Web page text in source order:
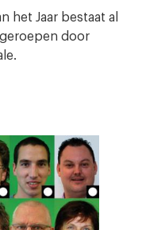
het Jaar bestaat al
door